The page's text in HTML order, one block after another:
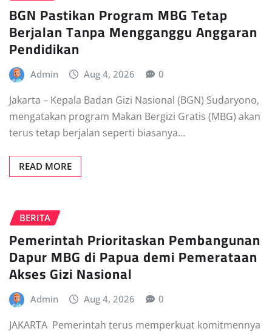
BGN Pastikan Program MBG Tetap
Berjalan Tanpa Mengganggu Anggaran
Pendidikan
Admin Aug 4, 2026 0
Jakarta – Kepala Badan Gizi Nasional (BGN) Sudaryono,
mengatakan program Makan Bergizi Gratis (MBG) akan
terus tetap berjalan seperti biasanya…
READ MORE
BERITA
Pemerintah Prioritaskan Pembangunan
Dapur MBG di Papua demi Pemerataan
Akses Gizi Nasional
Admin Aug 4, 2026 0
JAKARTA  Pemerintah terus memperkuat komitmennya